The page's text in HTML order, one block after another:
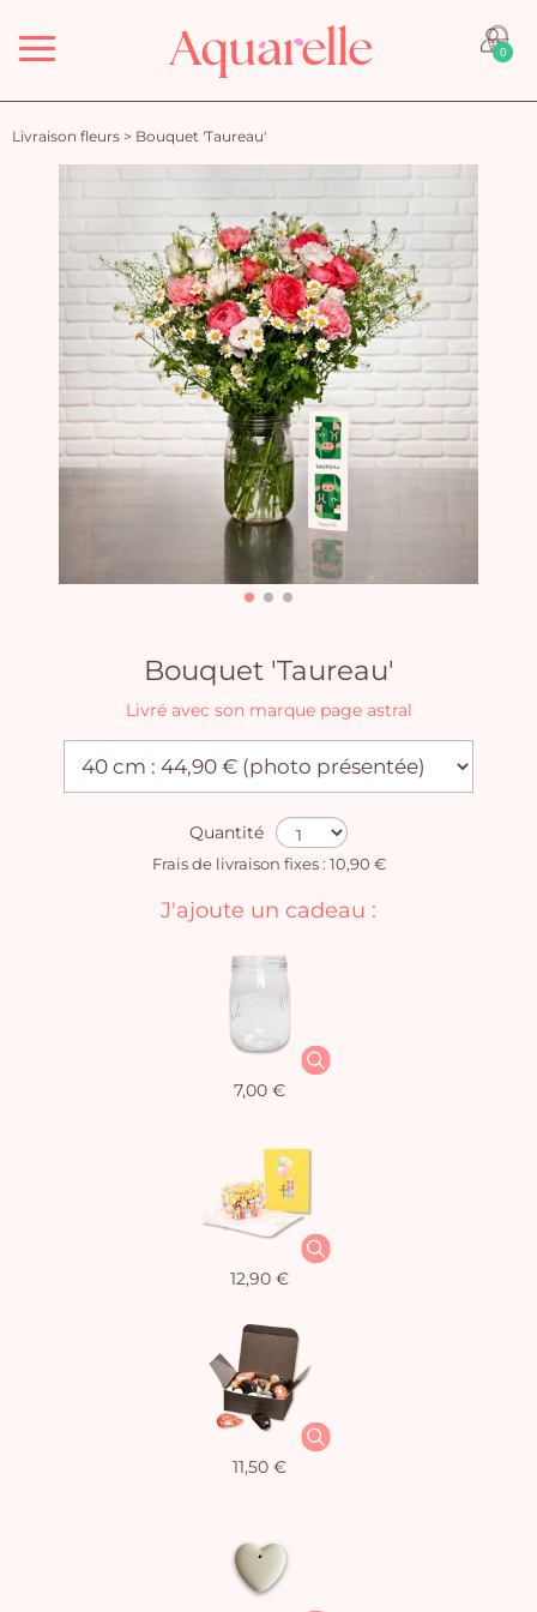
Menu 0
Livraison fleurs > Bouquet 'Taureau'
Bouquet 'Taureau'
Livré avec son marque page astral
Quantité
Frais de livraison fixes : 10,90 €
J'ajoute un cadeau :
7,00 €
12,90 €
11,50 €